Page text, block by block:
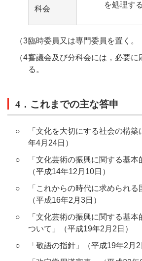
科会
を処理す
（3）臨時委員又は専門委員を置く。
（4）審議会及び分科会には，必要に
る。
4．これまでの主な答申
○
「文化を大切にする社会の構
年4月24日）
○
「文化芸術の振興に関する基本
（平成14年12月10日）
○
「これからの時代に求められる
（平成16年2月3日）
○
「文化芸術の振興に関する基
ついて」（平成19年2月2日）
○
「敬語の指針」（平成19年2月2